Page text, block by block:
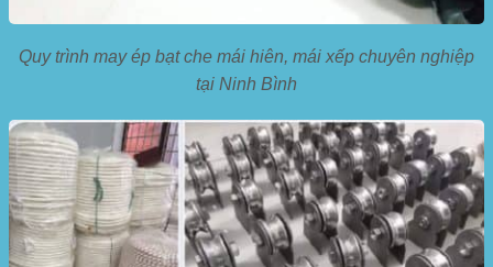
Quy trình may ép bạt che mái hiên, mái xếp chuyên nghiệp
tại Ninh Bình